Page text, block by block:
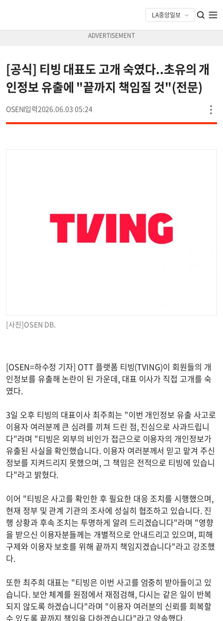
[공식] 티빙 대표도 고개 숙였다..초유의 개
인정보 유출에 "끝까지 책임질 것"(전문)
OSEN 2026.06.03 05:24
[사진]OSEN DB.
[OSEN=하수정 기자] OTT 플랫폼 티빙(TVING)이 회원들의 개
인정보를 유출해 논란이 된 가운데, 대표 이사가 직접 고개를 숙
였다.
3일 오후 티빙의 대표이사 최주희는 "이번 개인정보 유출 사고로
이용자 여러분께 큰 심려를 끼쳐 드린 점, 진심으로 사과드립니
다"라며 "티빙은 외부의 비인가 접근으로 이용자의 개인정보가
유출된 사실을 확인했습니다. 이용자 여러분께서 믿고 맡겨 주신
정보를 지켜드리지 못했으며, 그 책임은 전적으로 티빙에 있습니
다"라고 밝혔다.
이어 "티빙은 사고를 확인한 후 필요한 대응 조치를 시행했으며,
현재 정부 및 관계 기관의 조사에 성실히 협조하고 있습니다. 진
행 상황과 후속 조치는 투명하게 알려 드리겠습니다"라며 "영향
을 받으신 이용자분들께는 개별적으로 안내드리고 있으며, 피해
구제와 이용자 보호를 위해 끝까지 책임지겠습니다"라고 강조했
다.
또한 최주희 대표는 "티빙은 이번 사고를 엄중히 받아들이고 있
습니다. 보안 체계를 원점에서 재점검해, 다시는 같은 일이 반복
되지 않도록 하겠습니다"라며 "이용자 여러분의 신뢰를 회복할
수 있도록 끝까지 책임을 다하겠습니다"라고 약속했다.